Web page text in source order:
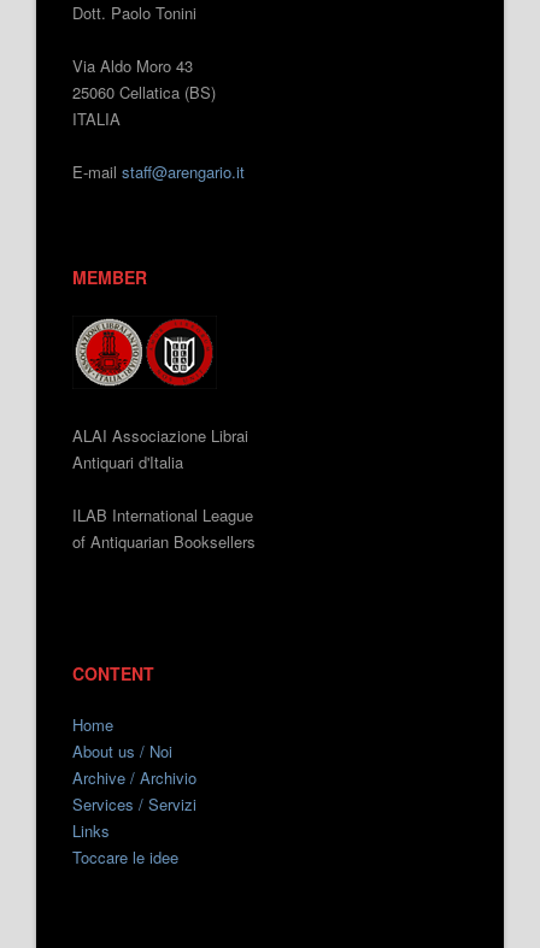
Dott. Paolo Tonini
Via Aldo Moro 43
25060 Cellatica (BS)
ITALIA
E-mail staff@arengario.it
MEMBER
ALAI Associazione Librai
Antiquari d'Italia
ILAB International League
of Antiquarian Booksellers
CONTENT
Home
About us / Noi
Archive / Archivio
Services / Servizi
Links
Toccare le idee